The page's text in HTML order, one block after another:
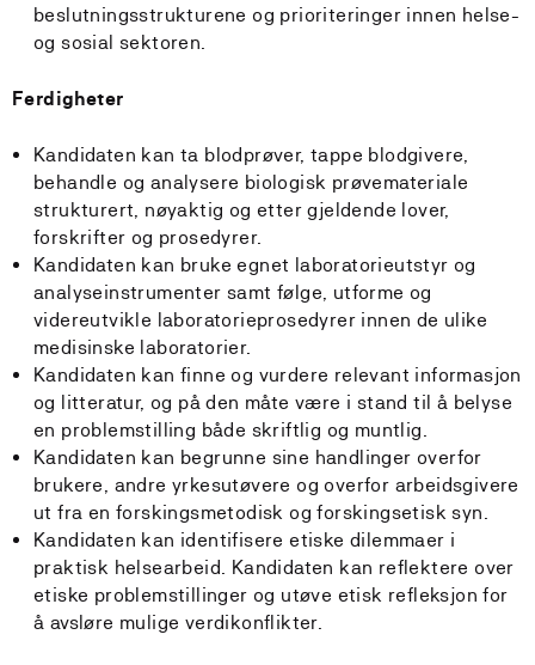
beslutningsstrukturene og prioriteringer innen helse-
og sosial sektoren.
Ferdigheter
Kandidaten kan ta blodprøver, tappe blodgivere,
behandle og analysere biologisk prøvemateriale
strukturert, nøyaktig og etter gjeldende lover,
forskrifter og prosedyrer.
Kandidaten kan bruke egnet laboratorieutstyr og
analyseinstrumenter samt følge, utforme og
videreutvikle laboratorieprosedyrer innen de ulike
medisinske laboratorier.
Kandidaten kan finne og vurdere relevant informasjon
og litteratur, og på den måte være i stand til å belyse
en problemstilling både skriftlig og muntlig.
Kandidaten kan begrunne sine handlinger overfor
brukere, andre yrkesutøvere og overfor arbeidsgivere
ut fra en forskingsmetodisk og forskingsetisk syn.
Kandidaten kan identifisere etiske dilemmaer i
praktisk helsearbeid. Kandidaten kan reflektere over
etiske problemstillinger og utøve etisk refleksjon for
å avsløre mulige verdikonflikter.